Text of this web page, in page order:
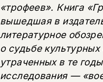
«трофеев». Книга
вышедшая в
литературное
о судьбе
утраченных в те
исследования —